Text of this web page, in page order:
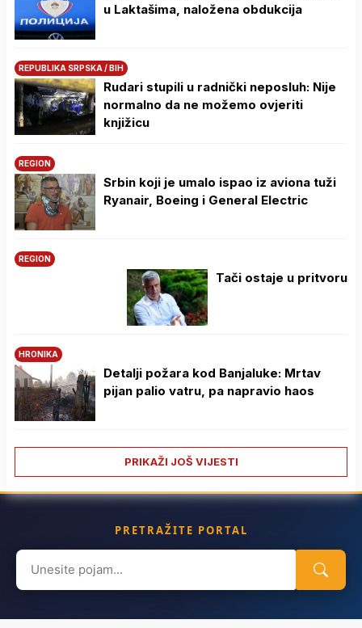
u Laktašima, naložena obdukcija
REPUBLIKA SRPSKA / BIH
Rudari stupili u radnički neposluh: Nije
normalno da ne možemo ovjeriti
knjižicu
REGION
Srbin koji je umalo ispao iz aviona tuži
Ryanair, Boeing i General Electric
REGION
Tači ostaje u pritvoru
HRONIKA
Detalji požara kod Banjaluke: Mrtav
pijan palio vatru, pa napravio haos
PRIKAŽI JOŠ VIJESTI
PRETRAŽITE PORTAL
Search
for: